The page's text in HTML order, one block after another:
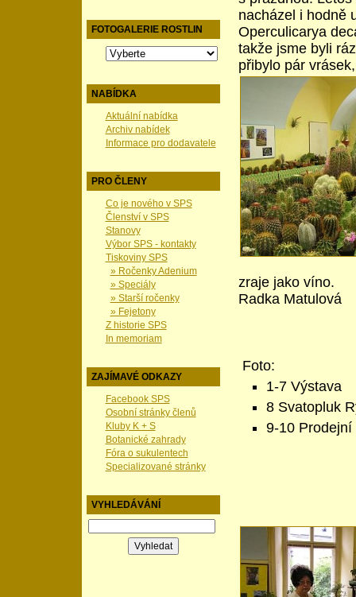
FOTOGALERIE ROSTLIN
NABÍDKA
Aktuální nabídka
Archiv nabídek
Informace pro dodavatele
PRO ČLENY
Co je nového v SPS
Členství v SPS
Stanovy
Výbor SPS - kontakty
Tiskoviny SPS
» Ročenky Adenium
» Speciály
» Starší ročenky
» Fejetony
Z historie SPS
In memoriam
ZAJÍMAVÉ ODKAZY
Facebook SPS
Osobní stránky členů
Kluby K + S
Botanické zahrady
Fóra o sukulentech
Specializované stránky
VYHLEDÁVÁNÍ
nacházel i hodně
Operculicarya
takže jsme byli
přibylo pár
zraje
Radka Matulová
Foto:
1-7 Výstava
8 Svatopluk
9-10 Prodejní